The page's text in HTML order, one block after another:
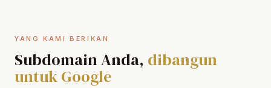
YANG KAMI BERIKAN
Subdomain Anda, dibangun
untuk Google